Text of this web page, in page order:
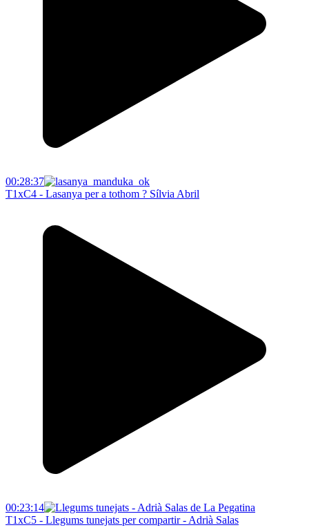
00:28:37
T1xC4 - Lasanya per a tothom ? Sílvia Abril
00:23:14
T1xC5 - Llegums tunejats per compartir - Adrià Salas